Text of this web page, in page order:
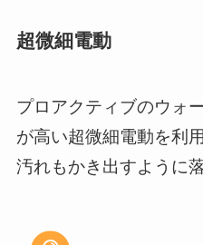
超微細電動
プロアクティブのウォ
が高い超微細電動を利
汚れもかき出すように